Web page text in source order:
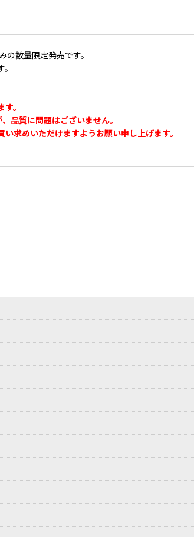
数量限定発売です。
。
品質に問題はございません。
求めいただけますようお願い申し上げます。